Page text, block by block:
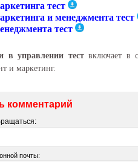
тест
и менеджмента тест
тест
в управлении тествключает в
и маркетинг.
комментарий
почты: